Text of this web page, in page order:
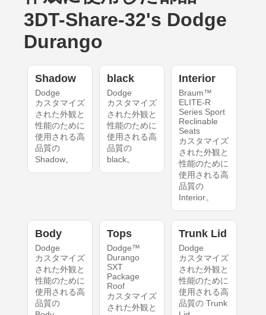
3DT-Share-32's Dodge
Durango
Shadow
Dodge
カスタマイズ
された外観と
性能のために
使用される高
品質の
Shadow。
black
Dodge
カスタマイズ
された外観と
性能のために
使用される高
品質の
black。
Interior
Braum™
ELITE-R
Series Sport
Reclinable
Seats
カスタマイズ
された外観と
性能のために
使用される高
品質の
Interior。
Body
Dodge
カスタマイズ
された外観と
性能のために
使用される高
品質の
Tops
Dodge™
Durango
SXT
Package
Roof
カスタマイズ
された外観と
Trunk Lid
Dodge
カスタマイズ
された外観と
性能のために
使用される高
品質の Trunk